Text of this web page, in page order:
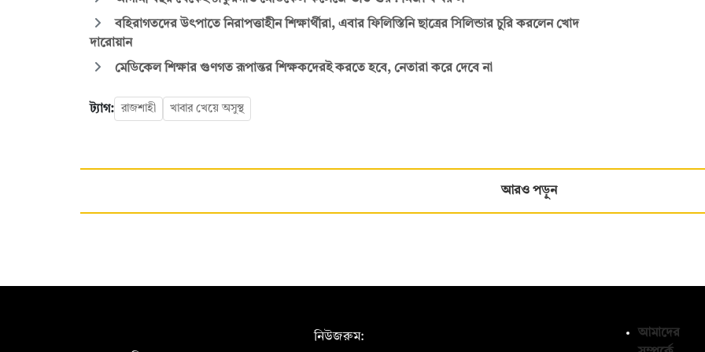
বহিরাগতদের উৎপাতে নিরাপত্তাহীন শিক্ষার্থীরা, এবার ফিলিস্তিনি ছাত্রের সিলিন্ডার চুরি করলেন খোদ
দারোয়ান
মেডিকেল শিক্ষার গুণগত রূপান্তর শিক্ষকদেরই করতে হবে, নেতারা করে দেবে না
ট্যাগ: রাজশাহী খাবার খেয়ে অসুস্থ
আরও পড়ুন
নিউজরুম:
আমাদের